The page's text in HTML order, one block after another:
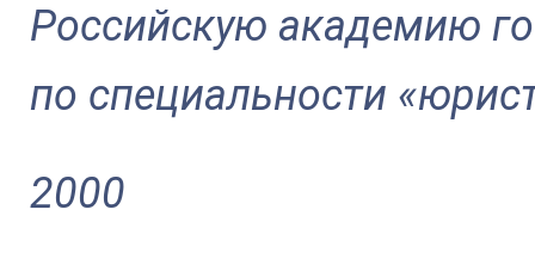
Российскую академию
по специальности
2000